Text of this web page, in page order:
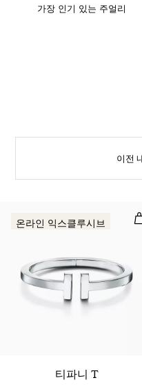
가장 인기 있는 주얼리
이전
온라인 익스클루시브
티파니 T